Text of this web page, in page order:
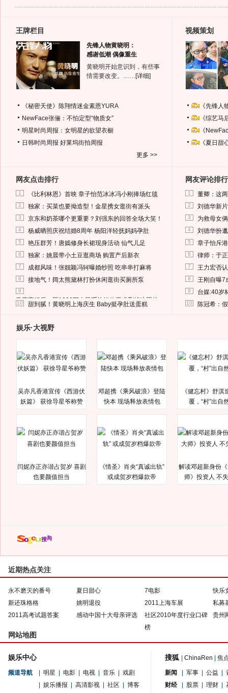
王牌栏目
先锋人物黄晓明：
感谢低潮 偶像重生
黄晓明开始意识到，有些事
情需要改变。…… [详细]
《秘密天使》陈翔情迷金素恩YURA
NewFace张俪：不怕定型“物质女”
明星时尚周报：女明星的欲望衣橱
日韩时尚周报 好莱坞街拍周报
更多 >>
视频策划
《先锋
《综艺
《
《夏日
网友点击排行
1 《比利林恩》首映 章子怡范冰冰冯小刚捧场红毯
2 独家：买菜也要拗造型！金星携女逛街有派头
3 京东和奶茶哪个更重要？刘强东的回答全场大笑！
4 杨威晒照庆祝结婚8周年 杨阳洋轻抚妈妈孕肚
5 艳压群芳！唐嫣修身长裙现身活动 仙气儿足
6 独家：姚晨带小土豆逛商场 购置产后新衣
7 成都风味！张靓颖冯轲曝婚纱照 吃串串打麻将
8 接地气！阔太熊黛林打扮休闲逛街买厕所泵
9
马蓉离婚后，砸1000万人民币给媒体要求删掉这照片
10 甜到腻！黄晓明上海庆生 Baby挺孕肚送蛋糕
网友评论排行
1 董卿：这
2 刘德华新
3 为救母女
4 刘德华扮
5 章子怡斥
6 律师：于
7 王力宏否
8 王刚自曝7
9 台媒:40岁
10 陈冠希：
娱乐·大视野
吴亦凡香港宣传《西游伏
妖篇》 获徐导星爷称赞
邓超携《乘风破浪》登陆
快本 现场释放表情包
《健忘村》舒淇
覆，“村”出自
闫妮亦正亦谐占贺岁 喜剧
也要颜值担当
《情圣》肖央“真诚出轨”
或成贺岁档爆款帝
解读邓超新身份
师》投资人 不
近期热点关注
永不磨灭的番号 夏日甜心 7电影
快乐
新还珠格格
姚明退役 2011上海车展
私募
2011高考试题答案
感动中国十大母亲评选
社区2010年度行业口碑
榜
贵州
网站地图
娱乐中心
频道导航 明星 电影 电视 音乐
戏剧
娱乐播报 高清影视 社区 博客
搜狐 ChinaRen 焦
新闻 军事 公益
财经
股票 理财